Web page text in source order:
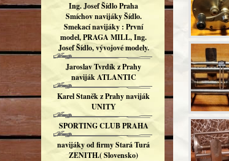
Ing. Josef Šídlo Praha
Smíchov navijáky Šídlo.
Smekací navijáky : První
model, PRAGA MILL, Ing.
Josef Šídlo, vývojové modely.
Jaroslav Tvrdík z Prahy
naviják ATLANTIC
Karel Staněk z Prahy naviják
UNITY
SPORTING CLUB PRAHA
navijáky od firmy Stará Turá
ZENITH.( Slovensko)